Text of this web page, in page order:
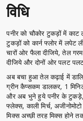
विधि
पनीर को चौकोर टुकड़ों में काट
टुकड़ों को कार्न फ्लोर में लपेट
चारों ओर फैला दीजिये, तेल
दीजिये और दोनों ओर पलट
अब बचा हुआ तेल कढ़ाई में
ग्रीन कैप्सकम डालकर, 1
और अब भुने हुये पनीर के टुकड़े,
फ्लेक्स, काली मिर्च,
मिक्स अच्छी तरह मिक्स होने